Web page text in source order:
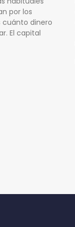
por los
cuánto dinero
El capital